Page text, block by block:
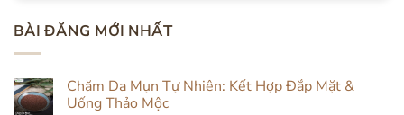
BÀI ĐĂNG MỚI NHẤT
Chăm Da Mụn Tự Nhiên: Kết Hợp Đắp Mặt &
Uống Thảo Mộc